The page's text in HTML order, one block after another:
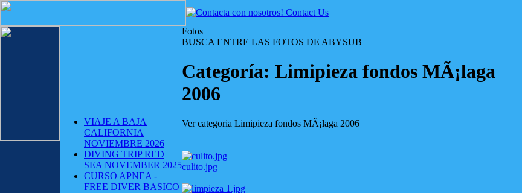
VIAJE A BAJA
CALIFORNIA
NOVIEMBRE 2026
DIVING TRIP RED
SEA NOVEMBER 2025
CURSO APNEA -
FREE DIVER BASICO
Fotos
BUSCA ENTRE LAS FOTOS DE ABYSUB
Categoría: Limipieza fondos MÃ¡laga
2006
Ver categoria Limipieza fondos MÃ¡laga 2006
culito.jpg